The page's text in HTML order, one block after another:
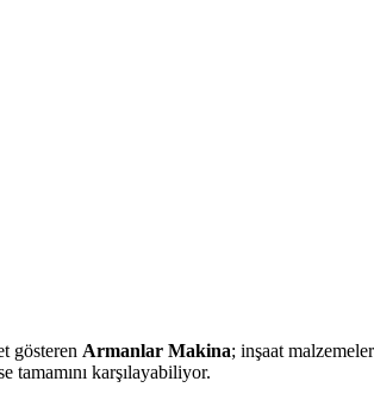
gösteren Armanlar Makina; inşaat
tamamını karşılayabiliyor.